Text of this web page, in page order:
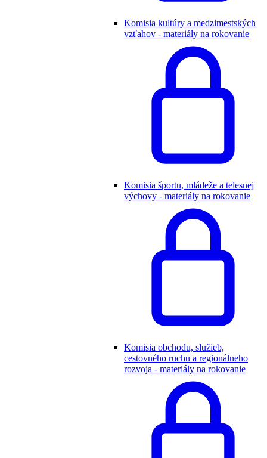
Komisia kultúry a medzimestských
vzťahov - materiály na rokovanie
Komisia športu, mládeže a telesnej
výchovy - materiály na rokovanie
Komisia obchodu, služieb,
cestovného ruchu a regionálneho
rozvoja - materiály na rokovanie